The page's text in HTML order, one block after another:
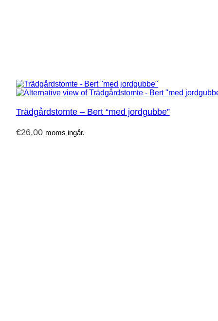
Trädgårdstomte – Bert “med jordgubbe”
€26,00 moms ingår.